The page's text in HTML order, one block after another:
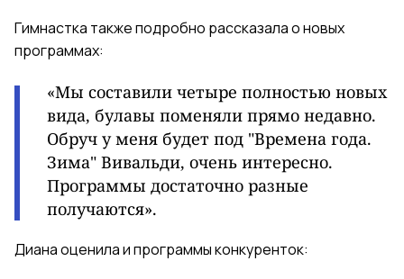
Гимнастка также подробно рассказала о новых
программах:
«Мы составили четыре полностью новых
вида, булавы поменяли прямо недавно.
Обруч у меня будет под "Времена года.
Зима" Вивальди, очень интересно.
Программы достаточно разные
получаются».
Диана оценила и программы конкуренток: